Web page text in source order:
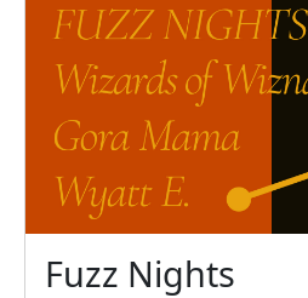
Fuzz Nights